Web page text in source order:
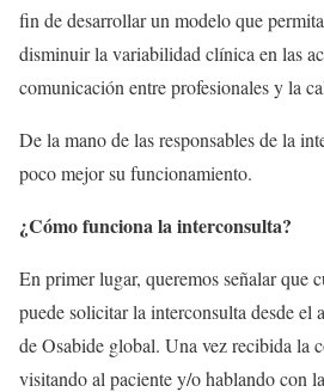
fin de desarrollar un modelo que
disminuir la variabilidad clínica en las
comunicación entre profesionales y la
De la mano de las responsables de la
poco mejor su funcionamiento.
¿Cómo funciona la interconsulta?
En primer lugar, queremos señalar que
puede solicitar la interconsulta desde el
de Osabide global. Una vez recibida la
visitando al paciente y/o hablando con